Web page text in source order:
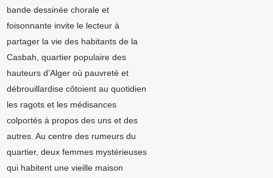
bande dessinée chorale et
foisonnante invite le lecteur à
partager la vie des habitants de la
Casbah, quartier populaire des
hauteurs d’Alger où pauvreté et
débrouillardise côtoient au quotidien
les ragots et les médisances
colportés à propos des uns et des
autres. Au centre des rumeurs du
quartier, deux femmes mystérieuses
qui habitent une vieille maison